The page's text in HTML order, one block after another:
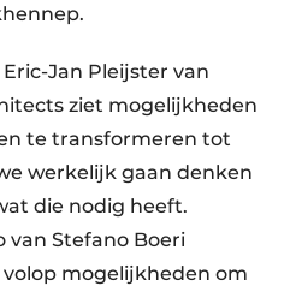
Jan Pleijster van
ziet mogelijkheden
te transformeren tot
werkelijk gaan denken
die nodig heeft.
van Stefano Boeri
mogelijkheden om